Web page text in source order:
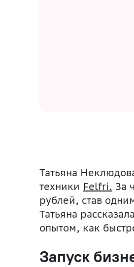
Татьяна
техники Felfri. За
рублей, став
Татьяна
опытом, как
Запуск